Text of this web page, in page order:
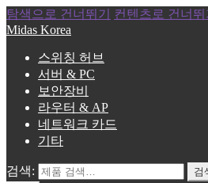
탐색으로 건너뛰기
컨텐츠로 건너뛰
Midas Korea
스위칭 허브
서버 & PC
보안장비
라우터 & AP
네트워크 카드
기타
검색:
검